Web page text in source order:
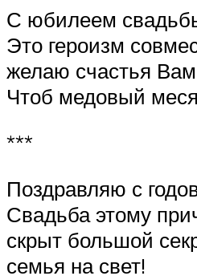
С юбилеем
Это героизм
желаю счастья
Чтоб медовый
***
Поздравляю с
Свадьба этому
скрыт большой
семья на свет!